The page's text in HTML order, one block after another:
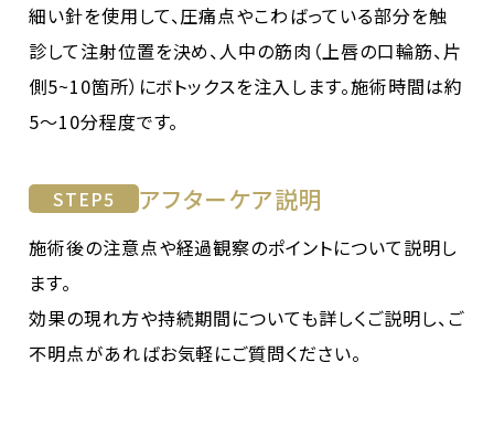
細い針を使用して、圧痛点やこわばっている部分を触
診して注射位置を決め、人中の筋肉（上唇の口輪筋、片
側5~10箇所）にボトックスを注入します。施術時間は約
5〜10分程度です。
STEP5 アフターケア説明
施術後の注意点や経過観察のポイントについて説明し
ます。
効果の現れ方や持続期間についても詳しくご説明し、ご
不明点があればお気軽にご質問ください。